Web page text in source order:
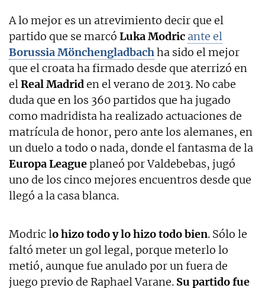
A lo mejor es un atrevimiento decir que el
partido que se marcó Luka Modric ante el
Borussia Mönchengladbachha sido el mejor
que el croata ha firmado desde que aterrizó en
elReal Madriden el verano de 2013. No cabe
duda que en los 360 partidos que ha jugado
como madridista ha realizado actuaciones de
matrícula de honor, pero ante los alemanes, en
un duelo a todo o nada, donde el fantasma de la
Europa Leagueplaneó por Valdebebas, jugó
uno de los cinco mejores encuentros desde que
llegó a la casa blanca.
Modric lo hizo todo y lo hizo todo bien. Sólo le
faltó meter un gol legal, porque meterlo lo
metió, aunque fue anulado por un fuera de
juego previo de Raphael Varane. Su partido fue